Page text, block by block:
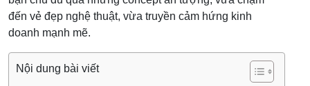
đến vẻ đẹp nghệ thuật, vừa truyền cảm hứng kinh
doanh mạnh mẽ.
Nội dung bài viết